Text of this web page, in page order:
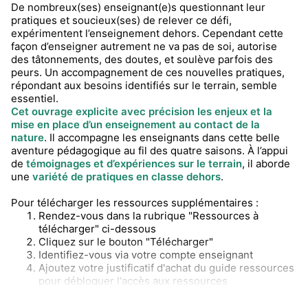
De nombreux(ses) enseignant(e)s questionnant leur
pratiques et soucieux(ses) de relever ce défi,
expérimentent l’enseignement dehors. Cependant cette
façon d’enseigner autrement ne va pas de soi, autorise
des tâtonnements, des doutes, et soulève parfois des
peurs. Un accompagnement de ces nouvelles pratiques,
répondant aux besoins identifiés sur le terrain, semble
essentiel.
Cet ouvrage explicite avec précision les enjeux et la
mise en place d’un enseignement au contact de la
nature. Il accompagne les enseignants dans cette belle
aventure pédagogique au fil des quatre saisons. À l’appui
de témoignages et d’expériences sur le terrain, il aborde
une variété de pratiques en classe dehors.
Pour télécharger les ressources supplémentaires :
Rendez-vous dans la rubrique "Ressources à
télécharger" ci-dessous
Cliquez sur le bouton "Télécharger"
Identifiez-vous via votre compte enseignant
Ajoutez votre justificatif d'achat du guide ressources
pour débloquer l'accès aux ressources